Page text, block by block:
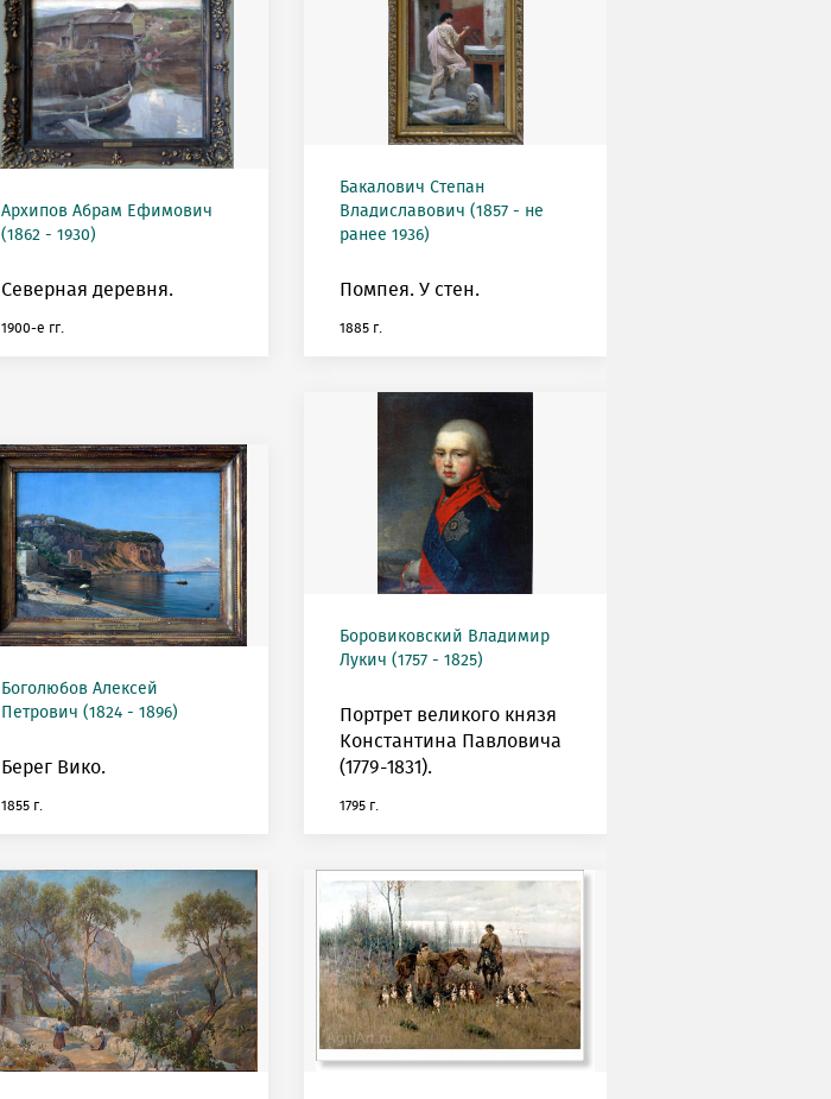
Архипов Абрам Ефимович
(1862 - 1930)
Северная деревня.
1900-е гг.
Бакалович Степан
Владиславович (1857 - не
ранее 1936)
Помпея. У стен.
1885 г.
Боголюбов Алексей
Петрович (1824 - 1896)
Берег Вико.
1855 г.
Боровиковский Владимир
Лукич (1757 - 1825)
Портрет великого князя
Константина Павловича
(1779-1831).
1795 г.